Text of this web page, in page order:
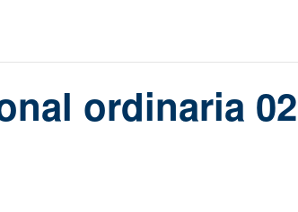
ordinaria